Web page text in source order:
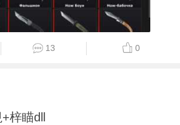
13 0
梓瞄dll